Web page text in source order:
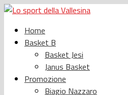
Home
Basket B
Basket Jesi
Janus Basket
Promozione
Biagio Nazzaro